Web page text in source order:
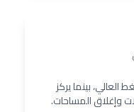
بينما يركز
وإغلاق المساحات.